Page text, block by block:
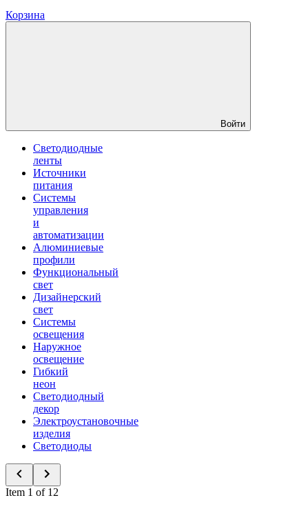
Корзина
Войти
Светодиодные
ленты
Источники
питания
Системы
управления
и
автоматизации
Алюминиевые
профили
Функциональный
свет
Дизайнерский
свет
Системы
освещения
Наружное
освещение
Гибкий
неон
Светодиодный
декор
Электроустановочные
изделия
Светодиоды
Item 1 of 12